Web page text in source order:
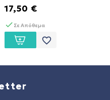
17,50 €
Σε Απόθεμα
favorite_border